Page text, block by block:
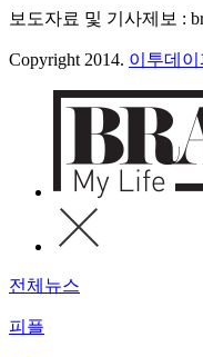
보도자료 및 기사제보 :
Copyright 2014. 이투데이
전체뉴스
피플